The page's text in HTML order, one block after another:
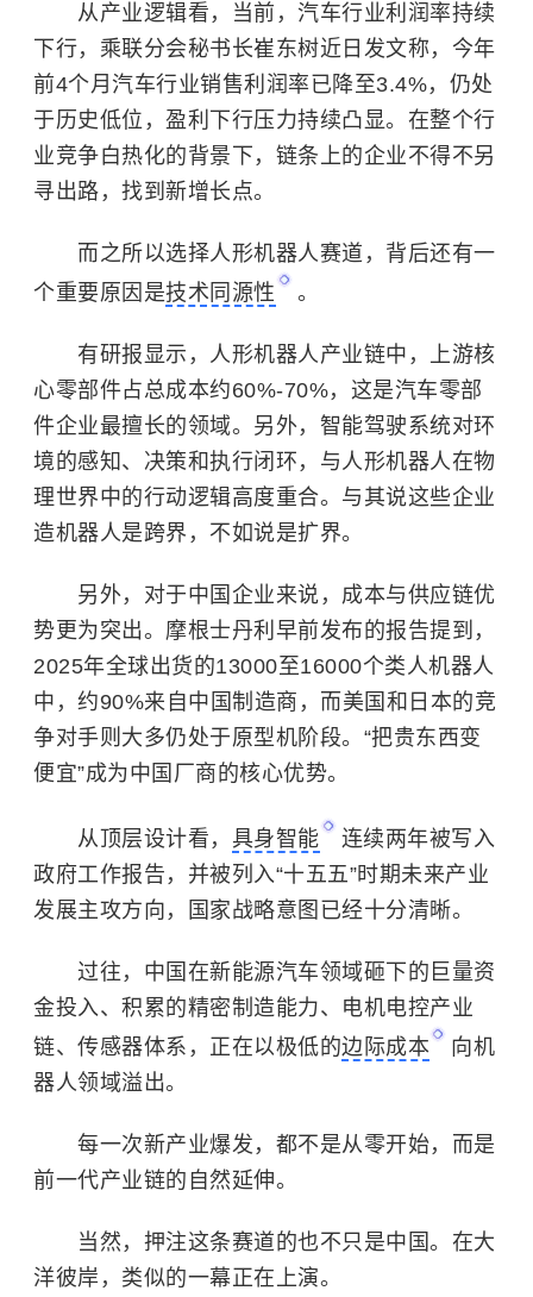
从产业逻辑看，当前，汽车行业利润率持续
下行，乘联分会秘书长崔东树近日发文称，今年
前4个月汽车行业销售利润率已降至3.4%，仍处
于历史低位，盈利下行压力持续凸显。在整个行
业竞争白热化的背景下，链条上的企业不得不另
寻出路，找到新增长点。
而之所以选择人形机器人赛道，背后还有一
个重要原因是技术同源性 。
有研报显示，人形机器人产业链中，上游核
心零部件占总成本约60%-70%，这是汽车零部
件企业最擅长的领域。另外，智能驾驶系统对环
境的感知、决策和执行闭环，与人形机器人在物
理世界中的行动逻辑高度重合。与其说这些企业
造机器人是跨界，不如说是扩界。
另外，对于中国企业来说，成本与供应链优
势更为突出。 摩根士丹利 早前发布的报告提到，
2025年全球出货的13000至16000个类人机器人
中，约90%来自中国制造商，而美国和日本的竞
争对手则大多仍处于原型机阶段。“把贵东西变
便宜”成为中国厂商的核心优势。
从顶层设计看， 具身智能
连续两年被写入
政府工作报告，并被列入“十五五”时期未来产业
发展主攻方向，国家战略意图已经十分清晰。
过往，中国在新能源汽车领域砸下的巨量资
金投入、积累的精密制造能力、电机电控产业
链、传感器体系，正在以极低的边际成本
向机
器人领域溢出。
每一次新产业爆发，都不是从零开始，而是
前一代产业链的自然延伸。
当然，押注这条赛道的也不只是中国。在大
洋彼岸，类似的一幕正在上演。